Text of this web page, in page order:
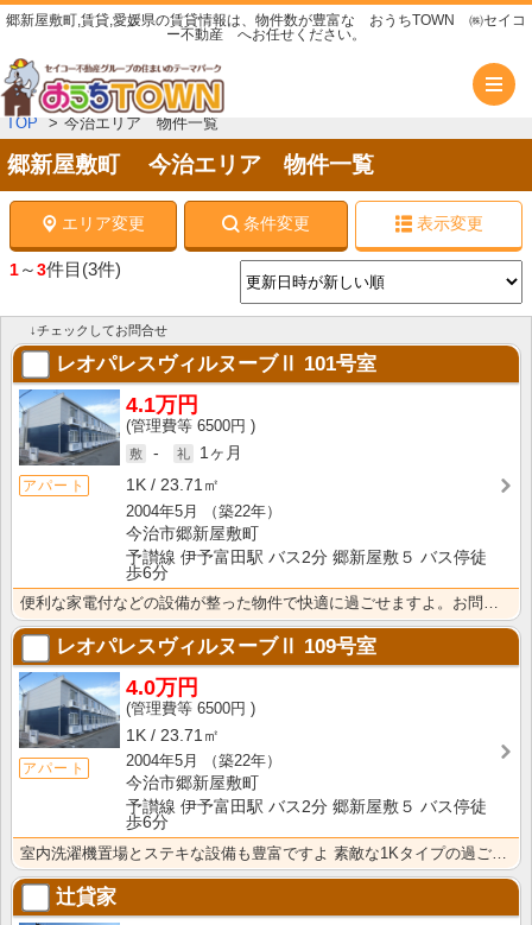
郷新屋敷町,賃貸,愛媛県の賃貸情報は、物件数が豊富な おうちTOWN ㈱セイコ
ー不動産 へお任せください。
TOP 今治エリア 物件一覧
郷新屋敷町 今治エリア 物件一覧
エリア変更 条件変更 表示変更
1～3件目 (3件)
↓チェックしてお問合せ
レオパレスヴィルヌーブⅡ 101号室
アパート
4.1万円
6500円
-
1ヶ月
1K
23.71㎡
2004年5月
（築22年）
今治市郷新屋敷町
予讃線 伊予富田駅 バス2分 郷新屋敷５ バス停徒
歩6分
便利な家電付などの設備が整った物件で快適に過ごせますよ。お問合せは株式会社セイコー不動産まで 1Kタ･･･
レオパレスヴィルヌーブⅡ 109号室
アパート
4.0万円
6500円
1K
23.71㎡
2004年5月
（築22年）
今治市郷新屋敷町
予讃線 伊予富田駅 バス2分 郷新屋敷５ バス停徒
歩6分
辻貸家